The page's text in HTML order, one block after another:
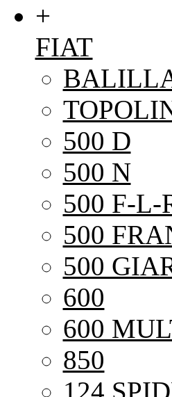
+
FIAT
500 D
500 N
500 F-L-
500
500
600
600
850